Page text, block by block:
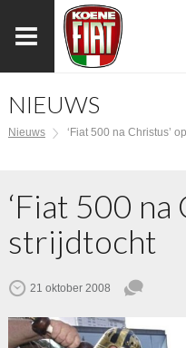
NIEUWS
Nieuws ‘Fiat 500 na Christus’
‘Fiat 500 na
strijdtocht
21 oktober 2008